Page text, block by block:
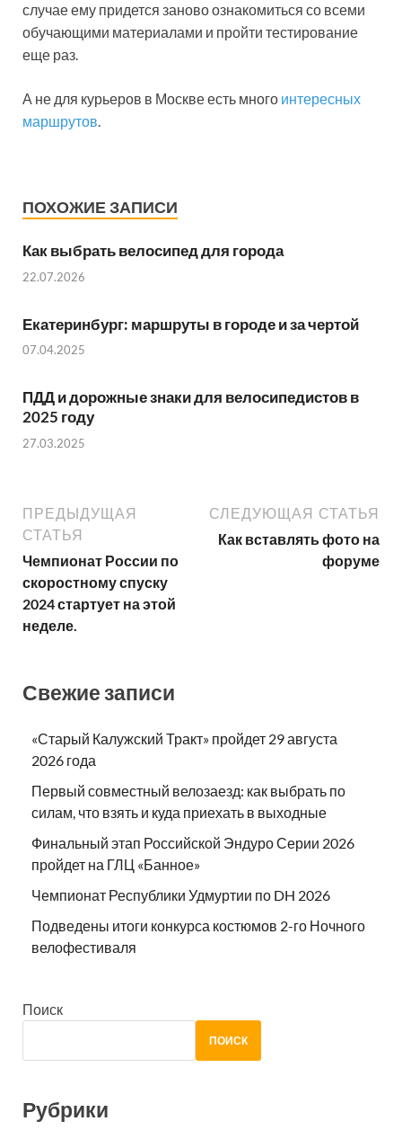
случае ему придется заново ознакомиться со всеми
обучающими материалами и пройти тестирование
еще раз.
А не для курьеров в Москве есть много интересных
маршрутов.
ПОХОЖИЕ ЗАПИСИ
Как выбрать велосипед для города
22.07.2026
Екатеринбург: маршруты в городе и за чертой
07.04.2025
ПДД и дорожные знаки для велосипедистов в
2025 году
27.03.2025
ПРЕДЫДУЩАЯ
СТАТЬЯ
Чемпионат России по
скоростному спуску
2024 стартует на этой
неделе.
СЛЕДУЮЩАЯ СТАТЬЯ
Как вставлять фото на
форуме
Свежие записи
«Старый Калужский Тракт» пройдет 29 августа
2026 года
Первый совместный велозаезд: как выбрать по
силам, что взять и куда приехать в выходные
Финальный этап Российской Эндуро Серии 2026
пройдет на ГЛЦ «Банное»
Чемпионат Республики Удмуртии по DH 2026
Подведены итоги конкурса костюмов 2-го Ночного
велофестиваля
Поиск
ПОИСК
Рубрики